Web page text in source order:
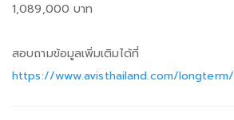
1,089,000 บาท
สอบถามข้อมูลเพิ่มเติมได้ที่
https://www.avisthailand.com/longterm/